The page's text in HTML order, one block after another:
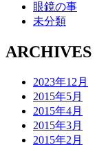
眼鏡の事
未分類
ARCHIVES
2023年12月
2015年5月
2015年4月
2015年3月
2015年2月